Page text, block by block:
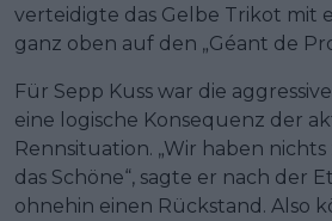
verteidigte das Gelbe Trikot mit
ganz oben auf den „Géant de
Für Sepp Kuss war die
eine logische Konsequenz der
Rennsituation. „Wir haben nichts
das Schöne“, sagte er nach der
ohnehin einen Rückstand. Also